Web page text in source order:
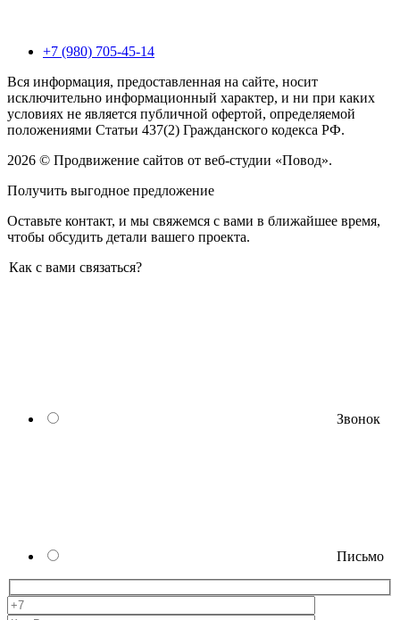
+7 (980) 705-45-14
Вся информация, предоставленная на сайте, носит
исключительно информационный характер, и ни при каких
условиях не является публичной офертой, определяемой
положениями Статьи 437(2) Гражданского кодекса РФ.
2026 © Продвижение сайтов от веб-студии «Повод».
Получить выгодное предложение
Оставьте контакт, и мы свяжемся с вами в ближайшее время,
чтобы обсудить детали вашего проекта.
Как с вами связаться?
Звонок
Письмо